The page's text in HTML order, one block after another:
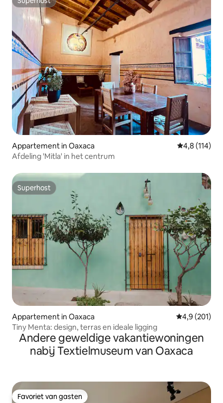
Superhost
Appartement in Oaxaca Gemiddelde
4,8 (114)
Afdeling 'Mitla' in het centrum
Superhost
Superhost
Appartement in Oaxaca Gemiddelde
4,9 (201)
Tiny Menta: design, terras en ideale ligging
Andere geweldige vakantiewoningen
nabij Textielmuseum van Oaxaca
Favoriet van gasten
Favoriet van gasten